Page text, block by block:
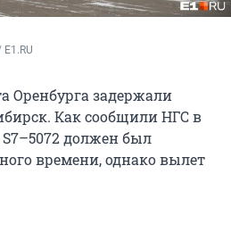
Оренбурга задержали
Как сообщили НГС в
должен был
времени, однако вылет